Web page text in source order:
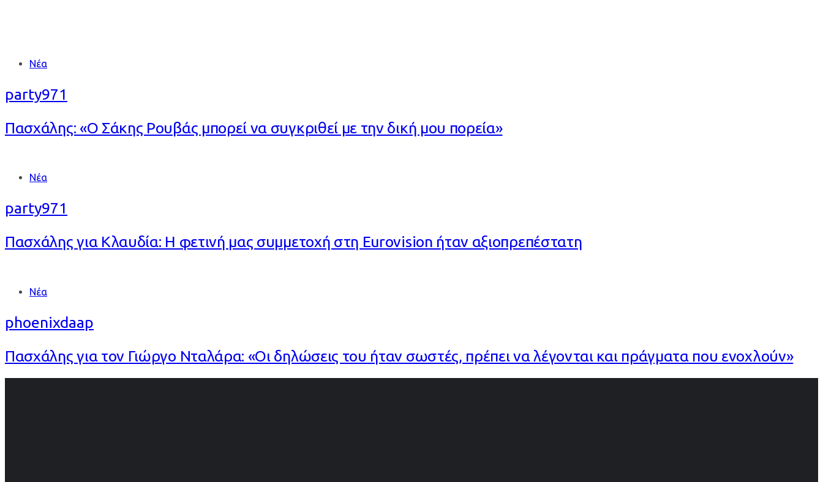
Tags Νέα
party971
Πασχάλης: «Ο Σάκης Ρουβάς μπορεί να συγκριθεί με την δική μου πορεία»
Tags Νέα
party971
Πασχάλης για Κλαυδία: Η φετινή μας συμμετοχή στη Eurovision ήταν αξιοπρεπέστατη
Tags Νέα
phoenixdaap
Πασχάλης για τον Γιώργο Νταλάρα: «Οι δηλώσεις του ήταν σωστές, πρέπει να λέγονται και πράγματα που ενοχλούν»